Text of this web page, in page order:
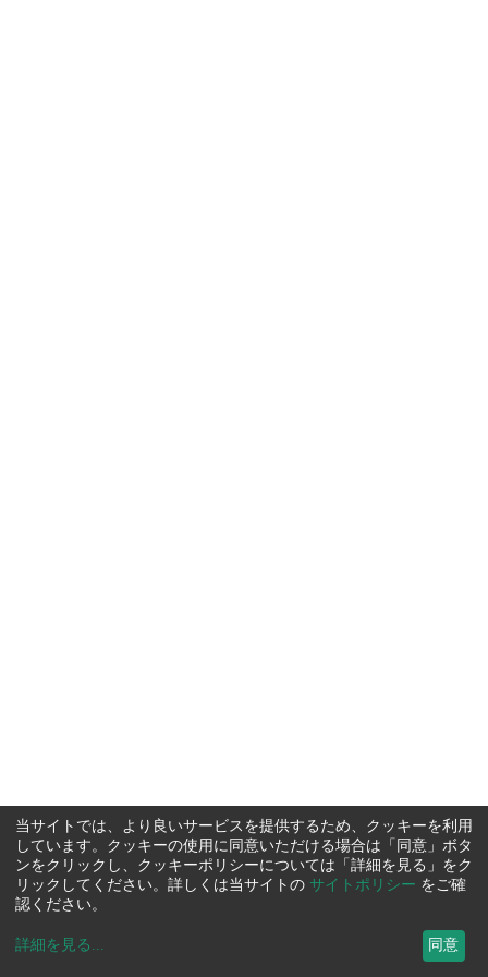
当サイトでは、より良いサービスを提供するため、クッキーを利用
しています。クッキーの使用に同意いただける場合は「同意」ボタ
ンをクリックし、クッキーポリシーについては「詳細を見る」をク
リックしてください。詳しくは当サイトの サイトポリシー をご確
認ください。
詳細を見る ... 同意